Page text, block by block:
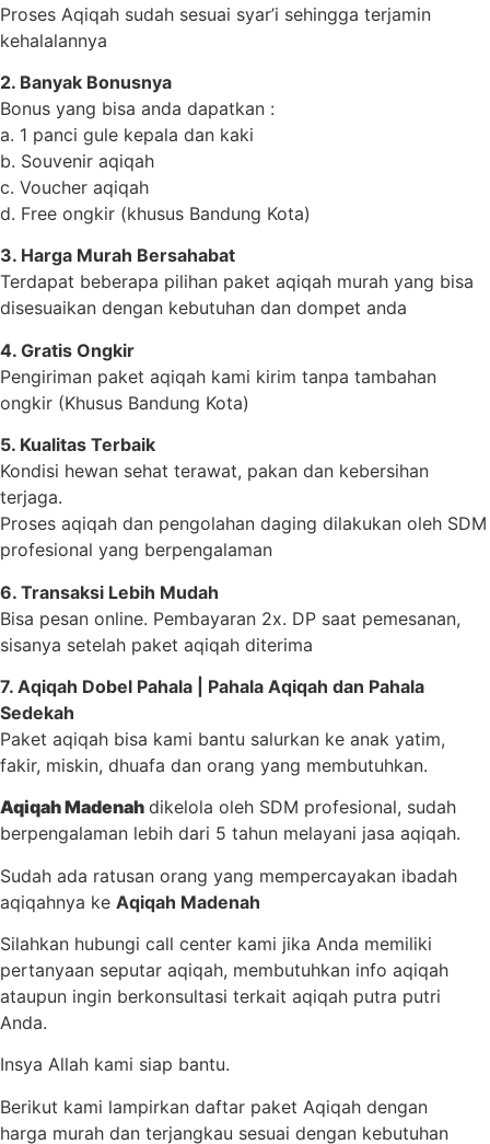
Proses Aqiqah sudah sesuai syar’i sehingga terjamin
kehalalannya
2. Banyak Bonusnya
Bonus yang bisa anda dapatkan :
a. 1 panci gule kepala dan kaki
b. Souvenir aqiqah
c. Voucher aqiqah
d. Free ongkir (khusus Bandung Kota)
3. Harga Murah Bersahabat
Terdapat beberapa pilihan paket aqiqah murah yang bisa
disesuaikan dengan kebutuhan dan dompet anda
4. Gratis Ongkir
Pengiriman paket aqiqah kami kirim tanpa tambahan
ongkir (Khusus Bandung Kota)
5. Kualitas Terbaik
Kondisi hewan sehat terawat, pakan dan kebersihan
terjaga.
Proses aqiqah dan pengolahan daging dilakukan oleh SDM
profesional yang berpengalaman
6. Transaksi Lebih Mudah
Bisa pesan online. Pembayaran 2x. DP saat pemesanan,
sisanya setelah paket aqiqah diterima
7. Aqiqah Dobel Pahala | Pahala Aqiqah dan Pahala
Sedekah
Paket aqiqah bisa kami bantu salurkan ke anak yatim,
fakir, miskin, dhuafa dan orang yang membutuhkan.
Aqiqah Madenah dikelola oleh SDM profesional, sudah
berpengalaman lebih dari 5 tahun melayani jasa aqiqah.
Sudah ada ratusan orang yang mempercayakan ibadah
aqiqahnya ke Aqiqah Madenah
Silahkan hubungi call center kami jika Anda memiliki
pertanyaan seputar aqiqah, membutuhkan info aqiqah
ataupun ingin berkonsultasi terkait aqiqah putra putri
Anda.
Insya Allah kami siap bantu.
Berikut kami lampirkan daftar paket Aqiqah dengan
harga murah dan terjangkau sesuai dengan kebutuhan